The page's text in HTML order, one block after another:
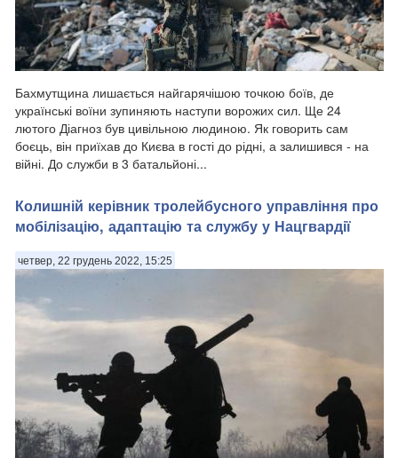
Бахмутщина лишається найгарячішою точкою боїв, де
українські воїни зупиняють наступи ворожих сил. Ще 24
лютого Діагноз був цивільною людиною. Як говорить сам
боєць, він приїхав до Києва в гості до рідні, а залишився - на
війні. До служби в 3 батальйоні...
Колишній керівник тролейбусного управління про
мобілізацію, адаптацію та службу у Нацгвардії
четвер, 22 грудень 2022, 15:25